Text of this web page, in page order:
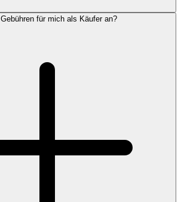
für mich als Käufer an?